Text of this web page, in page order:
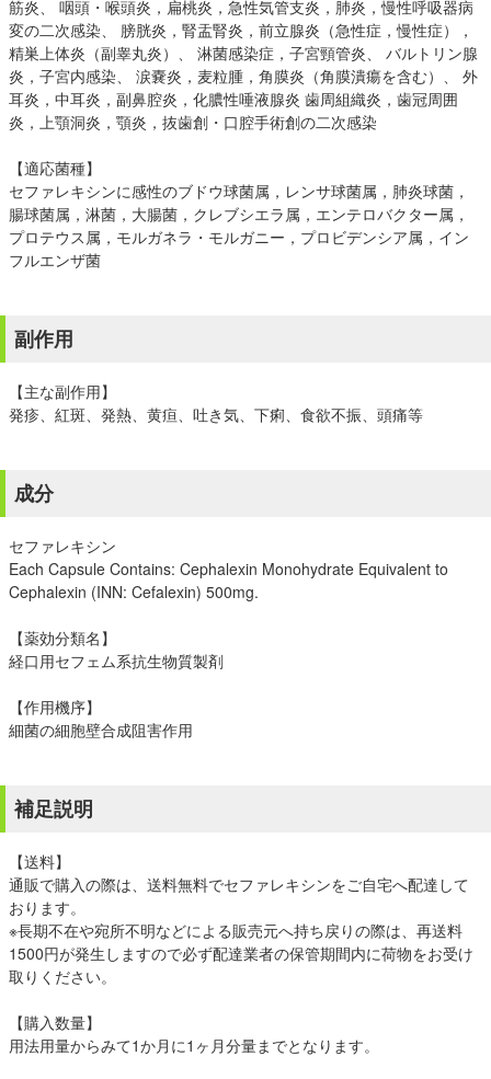
筋炎、 咽頭・喉頭炎，扁桃炎，急性気管支炎，肺炎，慢性呼吸器病
変の二次感染、 膀胱炎，腎盂腎炎，前立腺炎（急性症，慢性症），
精巣上体炎（副睾丸炎）、 淋菌感染症，子宮頸管炎、 バルトリン腺
炎，子宮内感染、 涙嚢炎，麦粒腫，角膜炎（角膜潰瘍を含む）、 外
耳炎，中耳炎，副鼻腔炎，化膿性唾液腺炎 歯周組織炎，歯冠周囲
炎，上顎洞炎，顎炎，抜歯創・口腔手術創の二次感染
【適応菌種】
セファレキシンに感性のブドウ球菌属，レンサ球菌属，肺炎球菌，
腸球菌属，淋菌，大腸菌，クレブシエラ属，エンテロバクター属，
プロテウス属，モルガネラ・モルガニー，プロビデンシア属，イン
フルエンザ菌
副作用
【主な副作用】
発疹、紅斑、発熱、黄疸、吐き気、下痢、食欲不振、頭痛等
成分
セファレキシン
Each Capsule Contains: Cephalexin Monohydrate Equivalent to
Cephalexin (INN: Cefalexin) 500mg.
【薬効分類名】
経口用セフェム系抗生物質製剤
【作用機序】
細菌の細胞壁合成阻害作用
補足説明
【送料】
通販で購入の際は、送料無料でセファレキシンをご自宅へ配達して
おります。
※長期不在や宛所不明などによる販売元へ持ち戻りの際は、再送料
1500円が発生しますので必ず配達業者の保管期間内に荷物をお受け
取りください。
【購入数量】
用法用量からみて1か月に1ヶ月分量までとなります。